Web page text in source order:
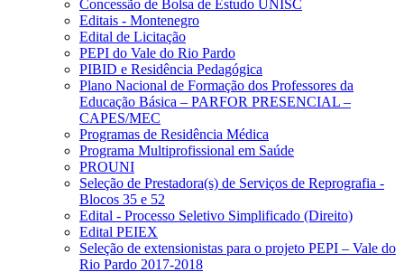
Concessão de Bolsa de Estudo UNISC
Editais - Montenegro
Edital de Licitação
PEPI do Vale do Rio Pardo
PIBID e Residência Pedagógica
Plano Nacional de Formação dos Professores da
Educação Básica – PARFOR PRESENCIAL –
CAPES/MEC
Programas de Residência Médica
Programa Multiprofissional em Saúde
PROUNI
Seleção de Prestadora(s) de Serviços de Reprografia -
Blocos 35 e 52
Edital - Processo Seletivo Simplificado (Direito)
Edital PEIEX
Seleção de extensionistas para o projeto PEPI – Vale do
Rio Pardo 2017-2018